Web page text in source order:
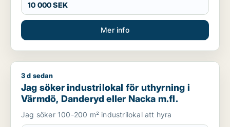
10 000 SEK
Mer info
Jag söker industrilokal för uthyrning i Värmdö, Danderyd
3 d sedan
Jag söker industrilokal för uthyrning i
Värmdö, Danderyd eller Nacka m.fl.
Jag söker 100-200 m² industrilokal att hyra